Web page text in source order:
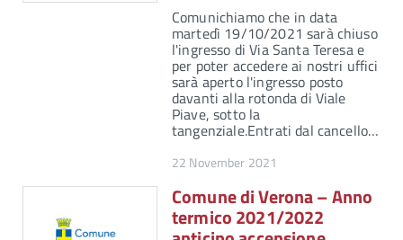
Comunichiamo che in data
martedì 19/10/2021 sarà chiuso
l'ingresso di Via Santa Teresa e
per poter accedere ai nostri uffici
sarà aperto l'ingresso posto
davanti alla rotonda di Viale
Piave, sotto la
tangenziale.Entrati dal cancello…
22 November 2021
Comune di Verona – Anno
termico 2021/2022